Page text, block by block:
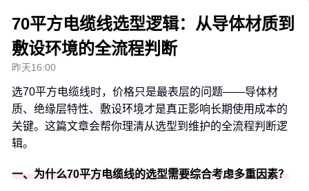
70平方电缆线选型逻辑：从导体材质到
敷设环境的全流程判断
昨天16:00
选70平方电缆线时，价格只是最表层的问题——导体材
质、绝缘层特性、敷设环境才是真正影响长期使用成本的
关键。这篇文章会帮你理清从选型到维护的全流程判断逻
辑。
一、为什么70平方电缆线的选型需要综合考虑多重因素？